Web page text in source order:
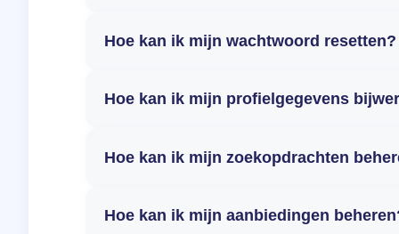
Hoe kan ik mijn wachtwoord resetten?
Hoe kan ik mijn profielgegevens
Hoe kan ik mijn zoekopdrachten
Hoe kan ik mijn aanbiedingen